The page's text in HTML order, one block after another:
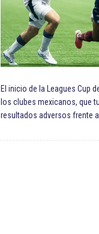
El inicio de la Leagues Cup
los clubes mexicanos, que
resultados adversos frente a